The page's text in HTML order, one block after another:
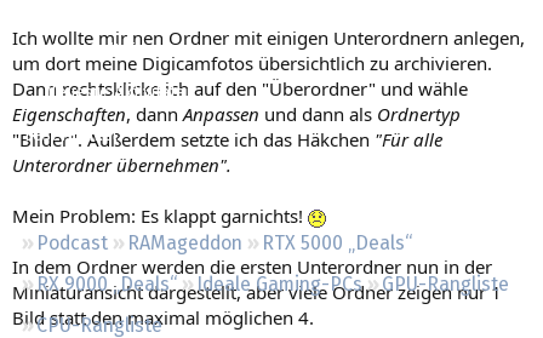
Neue Beiträge
Neueste Aktivitäten
Leserartikel
Regeln
Podcast RAMageddon
RTX 5000 „Deals“
RX 9000 „Deals“
Ideale Gaming-PCs
GPU-Rangliste
CPU-Rangliste
Ich wollte mir nen Ordner mit einigen Unterordnern anlegen,
um dort meine Digicamfotos übersichtlich zu archivieren.
Dann rechtsklicke ich auf den "Überordner" und wähle
Eigenschaften, dann Anpassen und dann als Ordnertyp
"Bilder". Außerdem setzte ich das Häkchen "Für alle
Unterordner übernehmen".
Mein Problem: Es klappt garnichts!
In dem Ordner werden die ersten Unterordner nun in der
Miniaturansicht dargestellt, aber viele Ordner zeigen nur 1
Bild statt den maximal möglichen 4.